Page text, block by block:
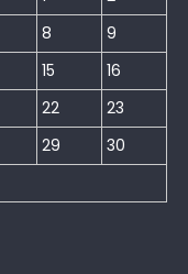
8
9
15
16
22
23
29
30